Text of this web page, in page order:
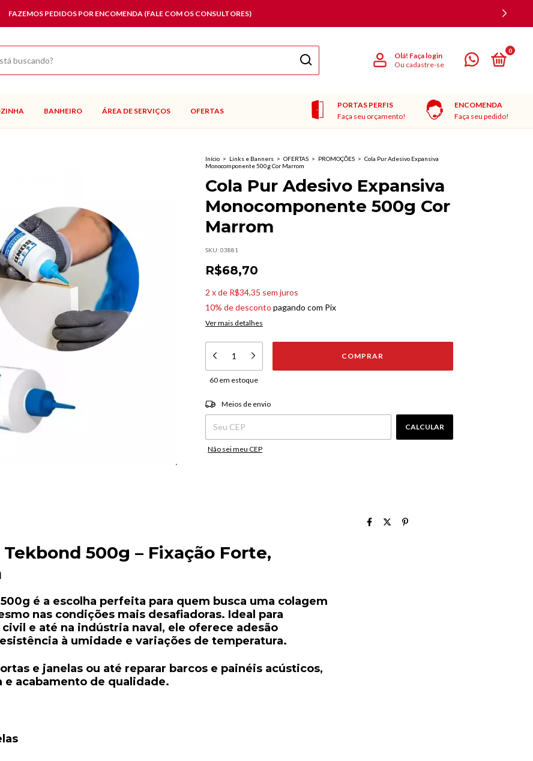
FAZEMOS PEDIDOS POR ENCOMENDA (FALE COM OS CONSULTORES)
Olá! Faça login
Ou cadastre-se
0
BANHEIRO ÁREA DE SERVIÇOS OFERTAS
PORTAS PERFIS
Faça seu orçamento!
ENCOMENDA
Faça seu pedido!
Início > Links e Banners > OFERTAS > PROMOÇÕES > Cola Pur Adesivo Expansiva
Monocomponente 500g Cor Marrom
Cola Pur Adesivo Expansiva
Monocomponente 500g Cor
Marrom
SKU: 03881
R$68,70
2 xde R$34,35 sem juros
10% de desconto pagando com Pix
Ver mais detalhes
60 em estoque
Entregas para o CEP:
Meios de envio
CALCULAR
Não sei meu CEP
500g – Fixação Forte,
é a escolha perfeita para quem busca uma colagem
nas condições mais desafiadoras. Ideal para
e até na indústria naval, ele oferece adesão
à umidade e variações de temperatura.
e janelas ou até reparar barcos e painéis acústicos,
e acabamento de qualidade.